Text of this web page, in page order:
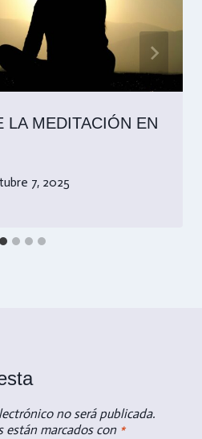
LA MEDITACIÓN EN
7, 2025
no será publicada.
están marcados con *